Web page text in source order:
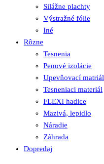
Silážne plachty
Výstražné fólie
Iné
Rôzne
Tesnenia
Penové izolácie
Upevňovací matriál
Tesneniaci materiál
FLEXI hadice
Mazivá, lepidlo
Náradie
Záhrada
Dopredaj